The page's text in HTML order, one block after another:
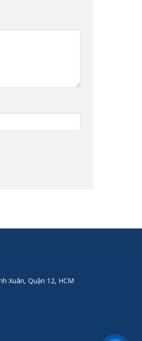
Xuân, Quận 12, HCM